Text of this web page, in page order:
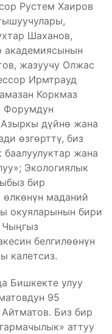
Рустем Хаиров
Шаханов,
академиясынын
жазуучу Олжас
Ирмтрауд
Коркмаз
Форумдун
дүйнө жана
өзгөрттү, биз
жана
Экологиялык
бир
маданий
окуяларынын бири
Чыңгыз
белгилөөнүн
калетсиз.
Бишкекте улуу
95
Биз бир
аттуу